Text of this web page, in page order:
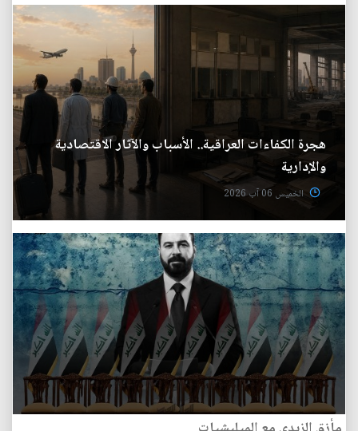
هجرة الكفاءات العراقية.. الأسباب والآثار الاقتصادية
والإدارية
الخميس 06 آب 2026